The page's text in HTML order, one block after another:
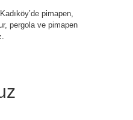
pimapen,
pergola ve pimapen